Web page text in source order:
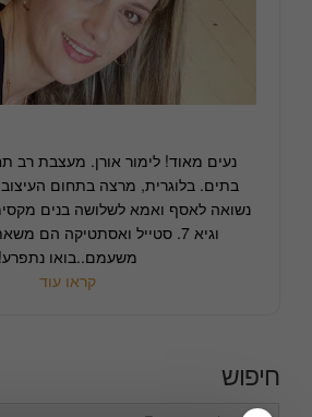
נעים מאוד! לימור אורן. מעצבת רב
בתים. בלוגרית, מרצה בתחום העיצוב
וגיא 7. סטייל ואסתטיקה הם
משעמם..בואו נתפרע!
קראו עוד
חיפוש